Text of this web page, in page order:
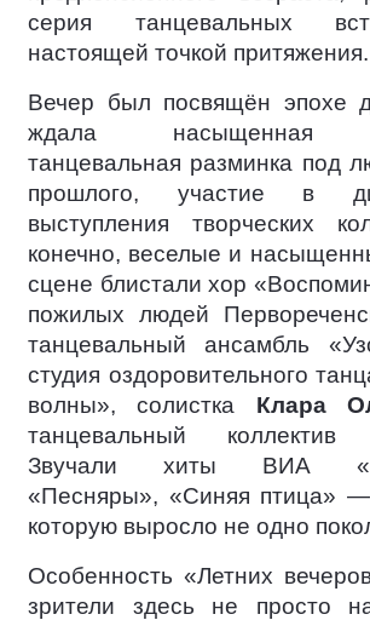
серия танцевальных
настоящей точкой притяжения.
Вечер был посвящён эпохе
ждала насыщенная
танцевальная разминка под
прошлого, участие в
выступления творческих
конечно, веселые и
сцене блистали хор
пожилых людей
танцевальный ансамбль
студия оздоровительного
волны», солистка Клара
танцевальный коллектив
Звучали хиты ВИА
«Песняры», «Синяя птица»
которую выросло не одно
Особенность «Летних
зрители здесь не просто